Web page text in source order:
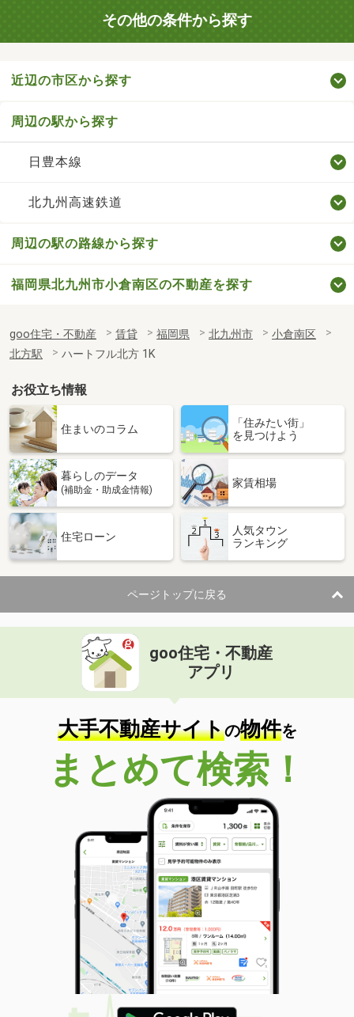
その他の条件から探す
近辺の市区から探す
周辺の駅から探す
日豊本線
北九州高速鉄道
周辺の駅の路線から探す
福岡県北九州市小倉南区の不動産を探す
goo住宅・不動産 賃貸 福岡県 北九州市
小倉南区
北方駅
ハートフル北方 1K
お役立ち情報
住まいのコラム
「住みたい街」
を見つけよう
暮らしのデータ
(補助金・助成金情報)
家賃相場
住宅ローン
人気タウン
ランキング
ページトップに戻る
goo住宅・不動産
アプリ
大手不動産サイトの物件を
まとめて検索！